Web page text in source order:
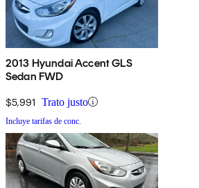
2013 Hyundai Accent GLS
Sedan FWD
$5,991 Trato justo
Incluye tarifas de conc.